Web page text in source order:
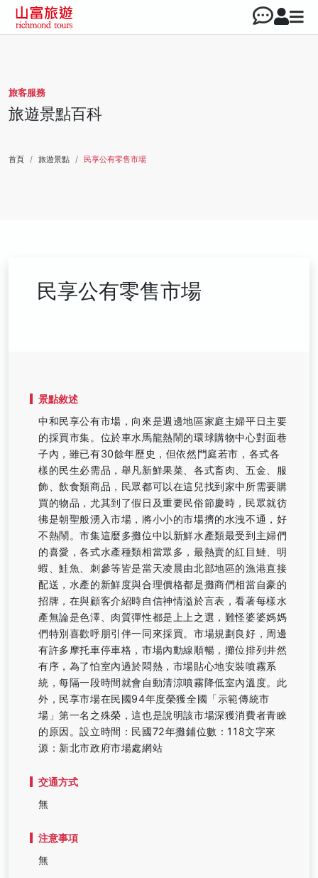
旅客服務
旅遊景點百科
首頁 旅遊景點 民享公有零售市場
民享公有零售市場
景點敘述
中和民享公有市場，向來是週邊地區家庭主婦平日主要
的採買市集。位於車水馬龍熱鬧的環球購物中心對面巷
子內，雖已有30餘年歷史，但依然門庭若市，各式各
樣的民生必需品，舉凡新鮮果菜、各式畜肉、五金、服
飾、飲食類商品，民眾都可以在這兒找到家中所需要購
買的物品，尤其到了假日及重要民俗節慶時，民眾就彷
彿是朝聖般湧入市場，將小小的市場擠的水洩不通，好
不熱鬧。市集這麼多攤位中以新鮮水產類最受到主婦們
的喜愛，各式水產種類相當眾多，最熱賣的紅目鰱、明
蝦、鮭魚、刺參等皆是當天凌晨由北部地區的漁港直接
配送，水產的新鮮度與合理價格都是攤商們相當自豪的
招牌，在與顧客介紹時自信神情溢於言表，看著每樣水
產無論是色澤、肉質彈性都是上上之選，難怪婆婆媽媽
們特別喜歡呼朋引伴一同來採買。市場規劃良好，周邊
有許多摩托車停車格，市場內動線順暢，攤位排列井然
有序，為了怕室內過於悶熱，市場貼心地安裝噴霧系
統，每隔一段時間就會自動清涼噴霧降低室內溫度。此
外，民享市場在民國94年度榮獲全國「示範傳統市
場」第一名之殊榮，這也是說明該市場深獲消費者青睞
的原因。設立時間：民國72年攤鋪位數：118文字來
源：新北市政府市場處網站
交通方式
無
注意事項
無